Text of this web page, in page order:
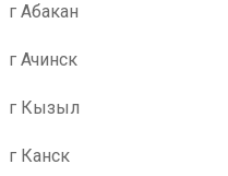
г Абакан
г Ачинск
г Кызыл
г Канск